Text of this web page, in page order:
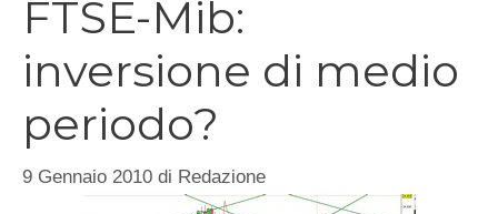
FTSE-Mib:
inversione di medio
periodo?
9 Gennaio 2010 di Redazione